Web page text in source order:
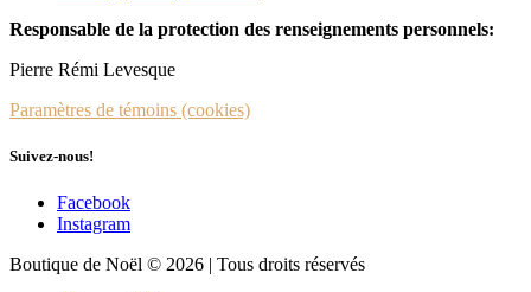
Responsable de la protection des renseignements personnels:
Pierre Rémi Levesque
Paramètres de témoins (cookies)
Suivez-nous!
Facebook
Instagram
Boutique de Noël © 2026 | Tous droits réservés